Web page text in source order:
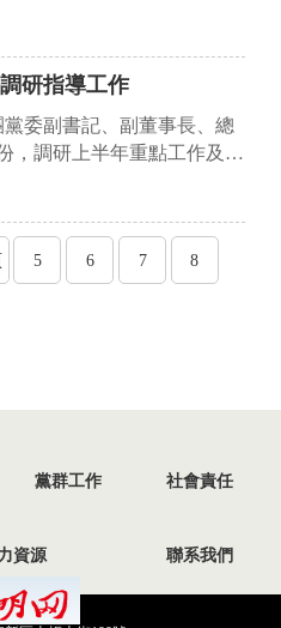
電三期工程...
研指導工作
委副書記、副董事長、總
，調研上半年重點工作及經
黨委副書記...
5 6 7 8
黨群工作 社會責任
資源 聯系我們